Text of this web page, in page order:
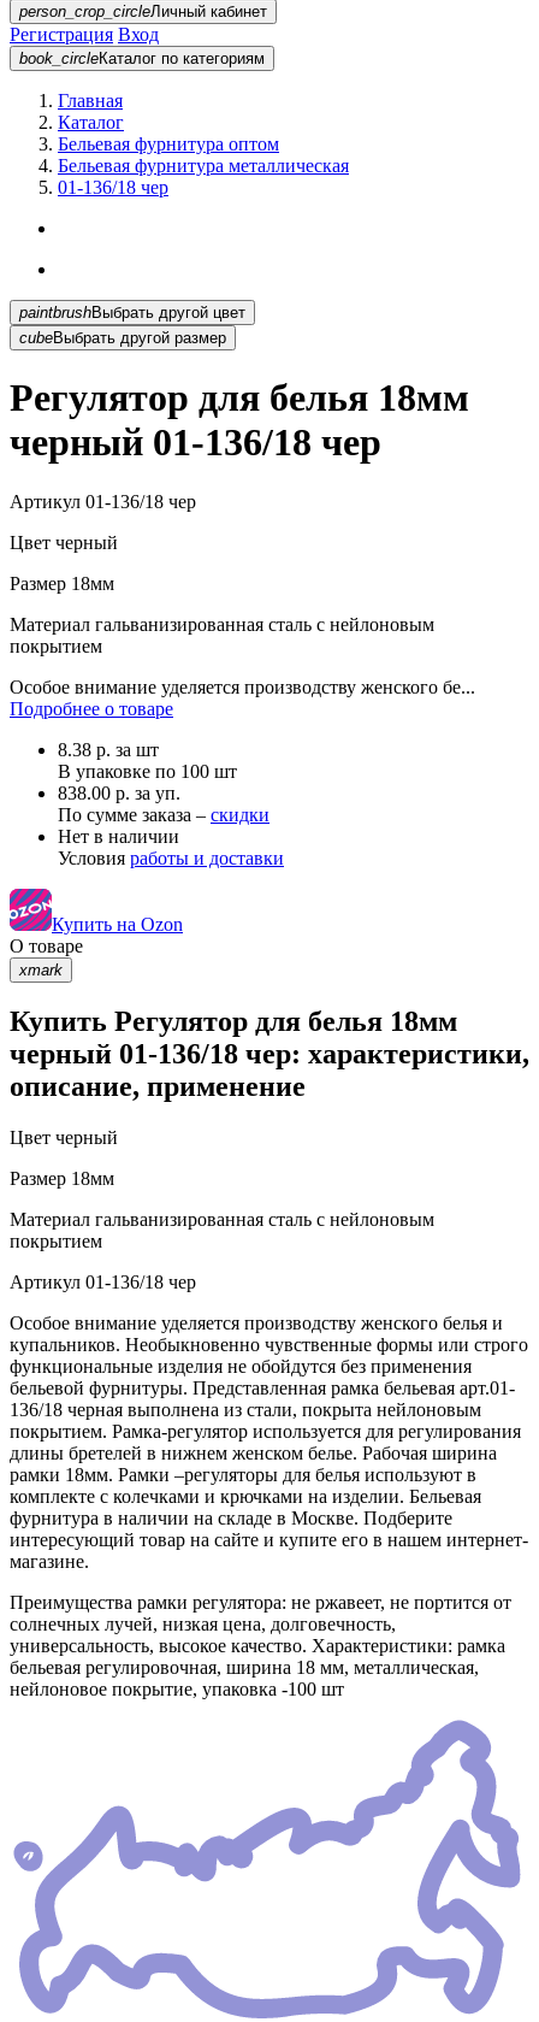
person_crop_circleЛичный кабинет
Регистрация Вход
book_circleКаталог по категориям
Главная
Каталог
Бельевая фурнитура оптом
Бельевая фурнитура металлическая
01-136/18 чер
paintbrush
Выбрать другой цвет
cubeВыбрать другой размер
Регулятор для белья 18мм
черный 01-136/18 чер
Артикул 01-136/18 чер
Цвет черный
Размер 18мм
Материал гальванизированная сталь с нейлоновым
покрытием
Особое внимание уделяется производству женского бе...
Подробнее о товаре
8.38 р. за шт
В упаковке по 100 шт
838.00 р. за уп.
По сумме заказа – скидки
Нет в наличии
Условия работы и доставки
Купить на Ozon
О товаре
xmark
Купить Регулятор для белья 18мм
черный 01-136/18 чер: характеристики,
описание, применение
Цвет черный
Размер 18мм
Материал гальванизированная сталь с нейлоновым
покрытием
Артикул 01-136/18 чер
Особое внимание уделяется производству женского белья и
купальников. Необыкновенно чувственные формы или строго
функциональные изделия не обойдутся без применения
бельевой фурнитуры. Представленная рамка бельевая арт.01-
136/18 черная выполнена из стали, покрыта нейлоновым
покрытием. Рамка-регулятор используется для регулирования
длины бретелей в нижнем женском белье. Рабочая ширина
рамки 18мм. Рамки –регуляторы для белья используют в
комплекте с колечками и крючками на изделии. Бельевая
фурнитура в наличии на складе в Москве. Подберите
интересующий товар на сайте и купите его в нашем интернет-
магазине.
Преимущества рамки регулятора: не ржавеет, не портится от
солнечных лучей, низкая цена, долговечность,
универсальность, высокое качество. Характеристики: рамка
бельевая регулировочная, ширина 18 мм, металлическая,
нейлоновое покрытие, упаковка -100 шт